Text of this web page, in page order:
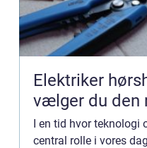
Elektriker hørsholm
vælger du den
I en tid hvor teknologi
central rolle i vores